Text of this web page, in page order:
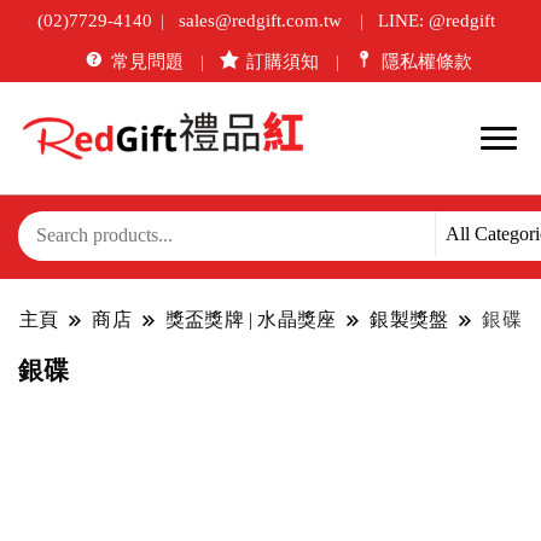
(02)7729-4140 sales@redgift.com.tw LINE: @redgift
常見問題 訂購須知 隱私權條款
主頁 商店 獎盃獎牌 | 水晶獎座 銀製獎盤 銀碟
銀碟